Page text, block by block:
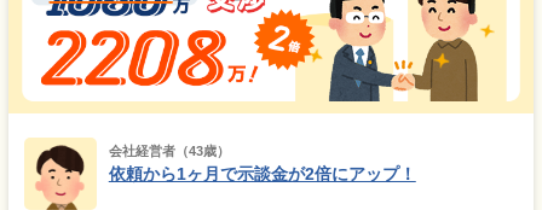
会社経営者（43歳）
依頼から1ヶ月で示談金が2倍にアップ！